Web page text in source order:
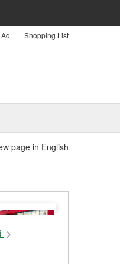
Shopping List
page in English